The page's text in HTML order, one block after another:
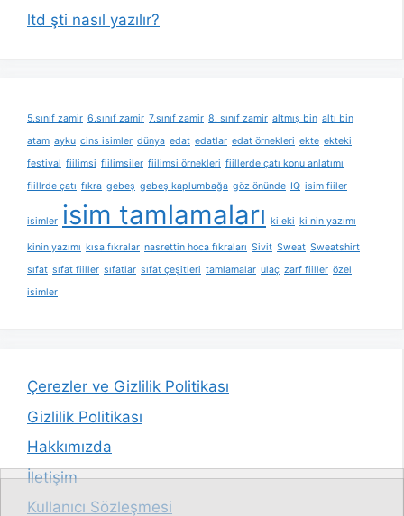
ltd şti nasıl yazılır?
5.sınıf zamir 6.sınıf zamir 7.sınıf zamir 8. sınıf zamir altmış bin altı bin
atam ayku cins isimler dünya edat edatlar edat örnekleri ekte ekteki
festival fiilimsi fiilimsiler fiilimsi örnekleri fiillerde çatı konu anlatımı
fiillrde çatı fıkra gebeş gebeş kaplumbağa göz önünde IQ isim fiiler
isimler isim tamlamaları ki eki ki nin yazımı
kinin yazımı kısa fıkralar nasrettin hoca fıkraları Sivit Sweat Sweatshirt
sıfat sıfat fiiller sıfatlar sıfat çeşitleri tamlamalar ulaç zarf fiiller özel
isimler
Çerezler ve Gizlilik Politikası
Gizlilik Politikası
Hakkımızda
İletişim
Kullanıcı Sözleşmesi